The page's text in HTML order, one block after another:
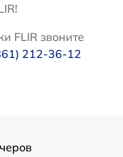
FLIR звоните
212-36-12